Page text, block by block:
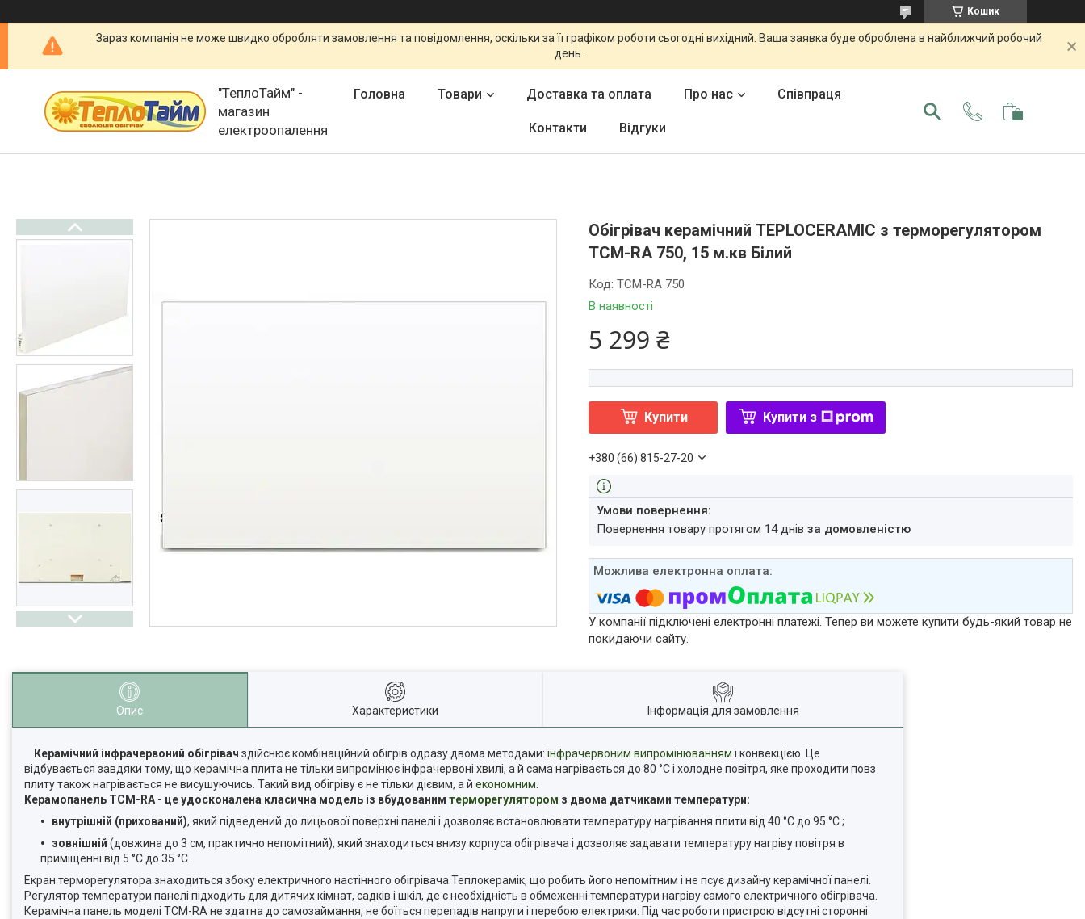
Кошик
Зараз компанія не може швидко обробляти замовлення та повідомлення, оскільки за її графіком роботи сьогодні вихідний. Ваша заявка буде оброблена в найближчий робочий
день.
"ТеплоТайм" -
магазин
електроопалення
Головна Товари Доставка та оплата Про нас Співпраця
Контакти Відгуки
Обігрівач керамічний TEPLOCERAMIC з терморегулятором
TCM-RA 750, 15 м.кв Білий
В наявності
Код:TCM-RA 750
5 299 ₴
Купити Купити з
+380 (66) 815-27-20
повернення товару протягом 14 днівза домовленістю
У компанії підключені електронні платежі. Тепер ви можете купити будь-який товар не
покидаючи сайту.
Опис Характеристики Інформація для замовлення
Керамічний інфрачервоний обігрівач здійснює комбінаційний обігрів одразу двома методами: інфрачервоним випромінюванням і конвекцією. Це
відбувається завдяки тому, що керамічна плита не тільки випромінює інфрачервоні хвилі, а й сама нагрівається до 80 °C і холодне повітря, яке проходити повз
плиту також нагрівається не висушуючись. Такий вид обігріву є не тільки дієвим, а й економним
Керамопанель ТСМ-RA - це удосконалена класична модель із вбудованим терморегулятором з двома датчиками температури:
внутрішній (прихований), який підведений до лицьової поверхні панелі і дозволяє встановлювати температуру нагрівання плити від 40 °C до 95 °C ;
зовнішній (довжина до 3 см, практично непомітний), який знаходиться внизу корпуса обігрівача і дозволяє задавати температуру нагріву повітря в
приміщенні від 5 °C до 35 °C .
Екран терморегулятора знаходиться збоку електричного настінного обігрівача Теплокерамік, що робить його непомітним і не псує дизайну керамічної панелі.
Регулятор температури панелі підходить для дитячих кімнат, садків і шкіл, де є необхідність в обмеженні температури нагріву самого електричного обігрівача.
Керамічна панель моделі ТСМ-RA не здатна до самозаймання, не боїться перепадів напруги і перебою електрики. Під час роботи пристрою відсутні сторонні